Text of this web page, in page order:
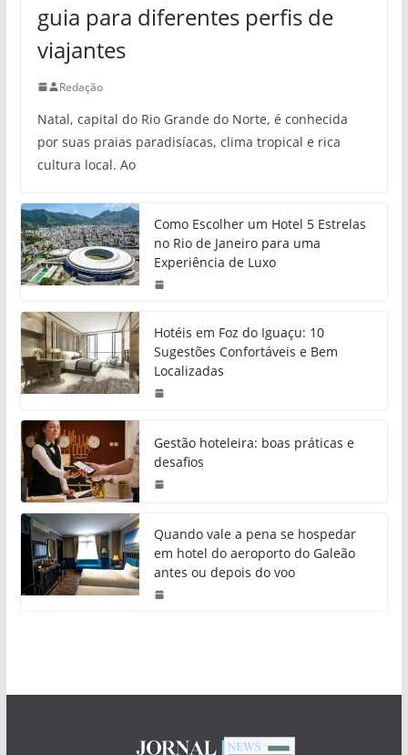
guia para diferentes perfis de
viajantes
Redação
Natal, capital do Rio Grande do Norte, é conhecida
por suas praias paradisíacas, clima tropical e rica
cultura local. Ao
Como Escolher um Hotel 5 Estrelas
no Rio de Janeiro para uma
Experiência de Luxo
Hotéis em Foz do Iguaçu: 10
Sugestões Confortáveis e Bem
Localizadas
Gestão hoteleira: boas práticas e
desafios
Quando vale a pena se hospedar
em hotel do aeroporto do Galeão
antes ou depois do voo